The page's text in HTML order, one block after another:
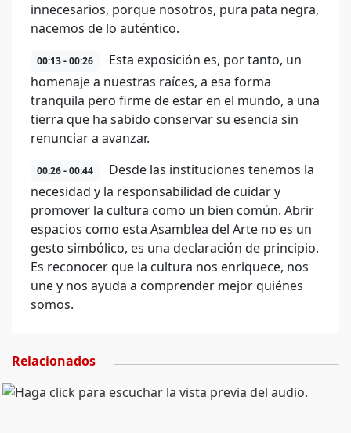
innecesarios, porque nosotros, pura pata negra,
nacemos de lo auténtico.
00:13 - 00:26
Esta exposición es, por tanto, un
homenaje a nuestras raíces, a esa forma
tranquila pero firme de estar en el mundo, a una
tierra que ha sabido conservar su esencia sin
renunciar a avanzar.
00:26 - 00:44
Desde las instituciones tenemos la
necesidad y la responsabilidad de cuidar y
promover la cultura como un bien común. Abrir
espacios como esta Asamblea del Arte no es un
gesto simbólico, es una declaración de principio.
Es reconocer que la cultura nos enriquece, nos
une y nos ayuda a comprender mejor quiénes
somos.
Relacionados